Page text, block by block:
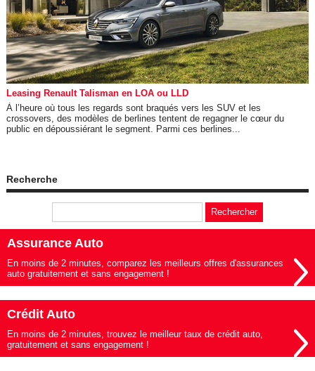
Leasing Renault Talisman en LOA ou LLD
À l’heure où tous les regards sont braqués vers les SUV et les
crossovers, des modèles de berlines tentent de regagner le cœur du
public en dépoussiérant le segment. Parmi ces berlines...
Recherche
Assurance Auto
En moins de 2 minutes, comparez les meilleurs offres d'assurances
auto gratuitement et sans engagement !
Crédit Auto
En moins de 2 minutes, trouvez le meilleur taux de crédit auto,
gratuitement et sans engagement !